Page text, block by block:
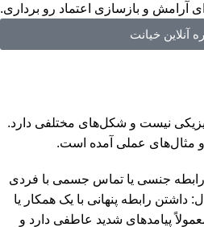
آرامش و بازسازی اعتماد رو برداری.
آنلاین خیانت
نیست و شکل‌های مختلفی دارد.
و مثال‌های عملی آمده است.
جنسی یا تماس جسمی با فردی
رابطه پنهانی با یک همکار یا
پیامدهای شدید عاطفی دارد و